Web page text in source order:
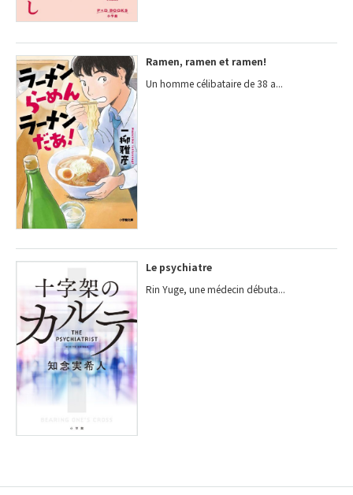
Ramen, ramen et ramen!
Un homme célibataire de 38 a...
Le psychiatre
Rin Yuge, une médecin débuta...